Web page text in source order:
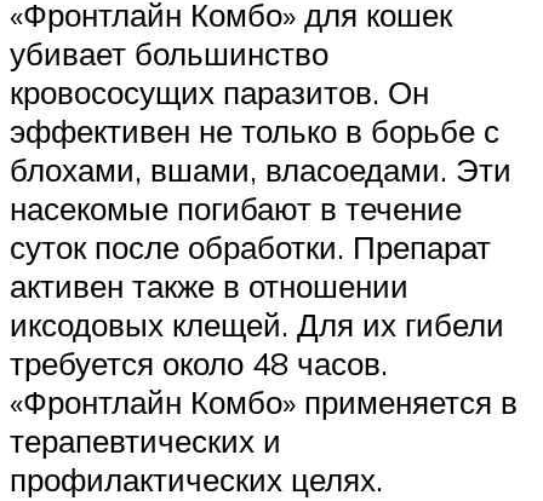
«Фронтлайн Комбо» для кошек
убивает большинство
кровососущих паразитов. Он
эффективен не только в борьбе с
блохами, вшами, власоедами. Эти
насекомые погибают в течение
суток после обработки. Препарат
активен также в отношении
иксодовых клещей. Для их гибели
требуется около 48 часов.
«Фронтлайн Комбо» применяется в
терапевтических и
профилактических целях.